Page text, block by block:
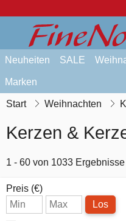
Neuheiten SALE
Marken
Start Weihnachten
Kerzen &
1 - 60 von 1033 Ergebnisse
Preis (€)
Los